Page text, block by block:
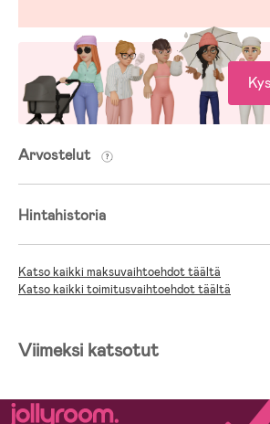
Arvostelut
Hintahistoria
Katso kaikki maksuvaihtoehdot täältä
Katso kaikki toimitusvaihtoehdot täältä
Viimeksi katsotut